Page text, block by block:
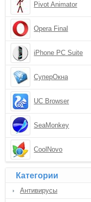
Pivot Animator
Opera Final
iPhone PC Suite
СуперОкна
UC Browser
SeaMonkey
CoolNovo
Категории
Антивирусы